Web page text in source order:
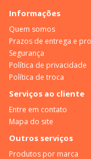
Informações
Quem somos
Prazos de entrega e
Segurança
Política de privacidade
Política de troca
Serviços ao cliente
Entre em contato
Mapa do site
Outros serviços
Produtos por marca